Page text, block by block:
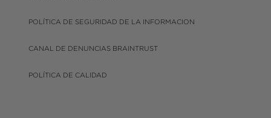
POLÍTICA DE SEGURIDAD DE LA INFORMACION
CANAL DE DENUNCIAS BRAINTRUST
POLÍTICA DE CALIDAD